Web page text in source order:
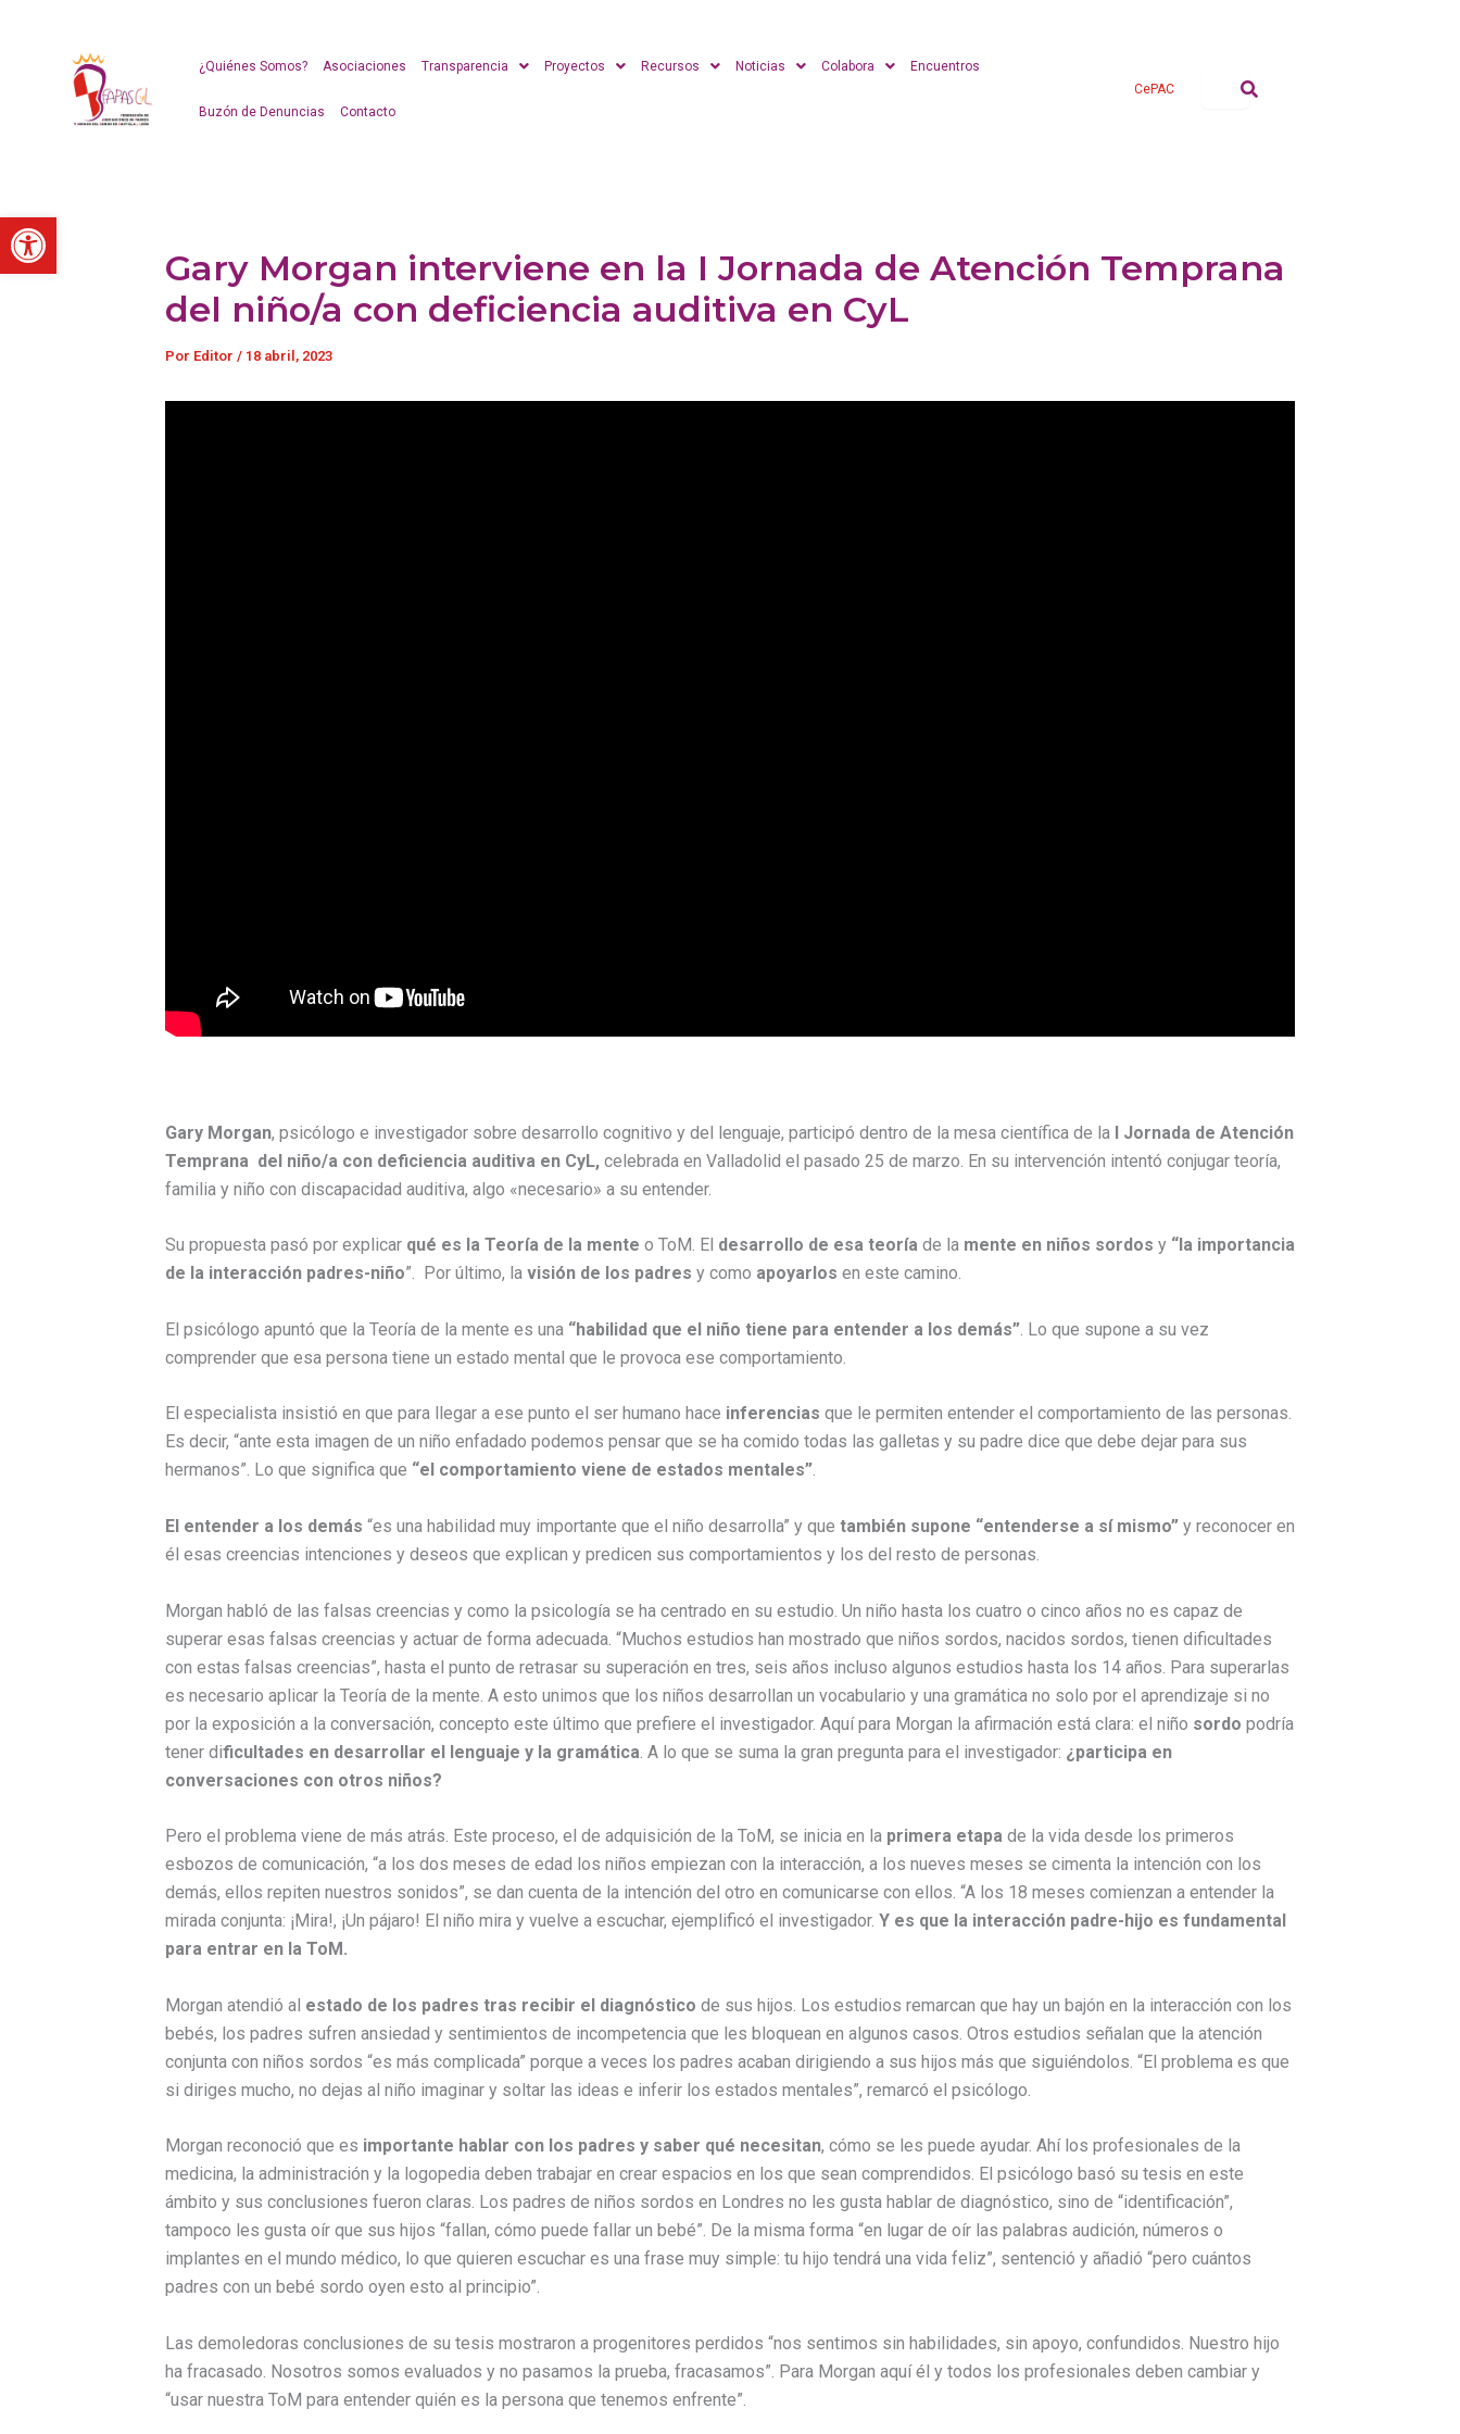
Abrir barra de herramientas
contenido
¿Quiénes Somos? Asociaciones Transparencia Proyectos Recursos Noticias Colabora Encuentros
Buzón de Denuncias Contacto
CePAC
Gary Morgan interviene en la I Jornada de Atención Temprana
del niño/a con deficiencia auditiva en CyL
Por Editor / 18 abril, 2023
Gary Morgan, psicólogo e investigador sobre desarrollo cognitivo y del lenguaje, participó dentro de la mesa científica de la I Jornada de Atención
Temprana del niño/a con deficiencia auditiva en CyL, celebrada en Valladolid el pasado 25 de marzo. En su intervención intentó conjugar teoría,
familia y niño con discapacidad auditiva, algo «necesario» a su entender.
Su propuesta pasó por explicar qué es la Teoría de la mente o ToM. El desarrollo de esa teoría de la mente en niños sordos y “la importancia
de la interacción padres-niño”. Por último, la visión de los padres y como apoyarlos en este camino.
El psicólogo apuntó que la Teoría de la mente es una “habilidad que el niño tiene para entender a los demás” . Lo que supone a su vez
comprender que esa persona tiene un estado mental que le provoca ese comportamiento.
El especialista insistió en que para llegar a ese punto el ser humano hace inferencias que le permiten entender el comportamiento de las personas.
Es decir, “ante esta imagen de un niño enfadado podemos pensar que se ha comido todas las galletas y su padre dice que debe dejar para sus
hermanos”. Lo que significa que “el comportamiento viene de estados mentales”.
El entender a los demás “es una habilidad muy importante que el niño desarrolla” y que también supone “entenderse a sí mismo” y reconocer en
él esas creencias intenciones y deseos que explican y predicen sus comportamientos y los del resto de personas.
Morgan habló de las falsas creencias y como la psicología se ha centrado en su estudio. Un niño hasta los cuatro o cinco años no es capaz de
superar esas falsas creencias y actuar de forma adecuada. “Muchos estudios han mostrado que niños sordos, nacidos sordos, tienen dificultades
con estas falsas creencias”, hasta el punto de retrasar su superación en tres, seis años incluso algunos estudios hasta los 14 años. Para superarlas
es necesario aplicar la Teoría de la mente. A esto unimos que los niños desarrollan un vocabulario y una gramática no solo por el aprendizaje si no
por la exposición a la conversación, concepto este último que prefiere el investigador. Aquí para Morgan la afirmación está clara: el niño sordo podría
tener dificultades en desarrollar el lenguaje y la gramática . A lo que se suma la gran pregunta para el investigador: ¿participa en
conversaciones con otros niños?
Pero el problema viene de más atrás. Este proceso, el de adquisición de la ToM, se inicia en la primera etapa de la vida desde los primeros
esbozos de comunicación, “a los dos meses de edad los niños empiezan con la interacción, a los nueves meses se cimenta la intención con los
demás, ellos repiten nuestros sonidos”, se dan cuenta de la intención del otro en comunicarse con ellos. “A los 18 meses comienzan a entender la
mirada conjunta: ¡Mira!, ¡Un pájaro! El niño mira y vuelve a escuchar, ejemplificó el investigador. Y es que la interacción padre-hijo es fundamental
para entrar en la ToM.
Morgan atendió al estado de los padres tras recibir el diagnóstico de sus hijos. Los estudios remarcan que hay un bajón en la interacción con los
bebés, los padres sufren ansiedad y sentimientos de incompetencia que les bloquean en algunos casos. Otros estudios señalan que la atención
conjunta con niños sordos “es más complicada” porque a veces los padres acaban dirigiendo a sus hijos más que siguiéndolos. “El problema es que
si diriges mucho, no dejas al niño imaginar y soltar las ideas e inferir los estados mentales”, remarcó el psicólogo.
Morgan reconoció que es importante hablar con los padres y saber qué necesitan, cómo se les puede ayudar. Ahí los profesionales de la
medicina, la administración y la logopedia deben trabajar en crear espacios en los que sean comprendidos. El psicólogo basó su tesis en este
ámbito y sus conclusiones fueron claras. Los padres de niños sordos en Londres no les gusta hablar de diagnóstico, sino de “identificación”,
tampoco les gusta oír que sus hijos “fallan, cómo puede fallar un bebé”. De la misma forma “en lugar de oír las palabras audición, números o
implantes en el mundo médico, lo que quieren escuchar es una frase muy simple: tu hijo tendrá una vida feliz”, sentenció y añadió “pero cuántos
padres con un bebé sordo oyen esto al principio”.
Las demoledoras conclusiones de su tesis mostraron a progenitores perdidos “nos sentimos sin habilidades, sin apoyo, confundidos. Nuestro hijo
ha fracasado. Nosotros somos evaluados y no pasamos la prueba, fracasamos”. Para Morgan aquí él y todos los profesionales deben cambiar y
“usar nuestra ToM para entender quién es la persona que tenemos enfrente”.